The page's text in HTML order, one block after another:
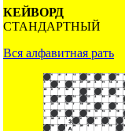
КЕЙВОРД
СТАНДАРТНЫЙ
Вся алфавитная рать